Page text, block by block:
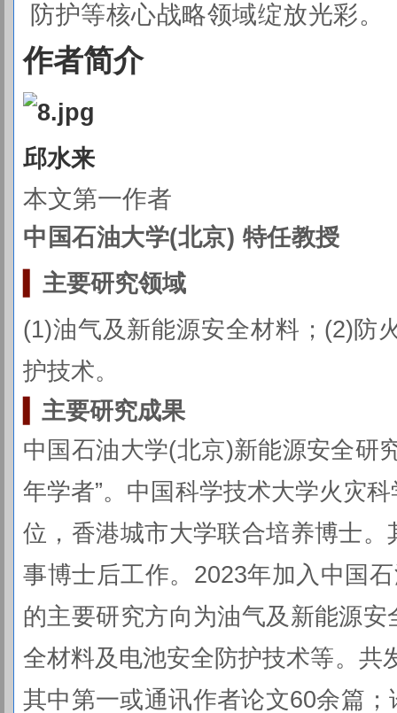
防护等核心战略领域绽放光彩。
作者简介
邱水来
本文第一作者
中国石油大学(北京) 特任教授
主要研究领域
(1)油气及新能源安全材料；(2)防
护技术。
主要研究成果
中国石油大学(北京)新能源安全研
年学者”。中国科学技术大学火灾
位，香港城市大学联合培养博士
事博士后工作。2023年加入中国
的主要研究方向为油气及新能源
全材料及电池安全防护技术等。共
其中第一或通讯作者论文60余篇